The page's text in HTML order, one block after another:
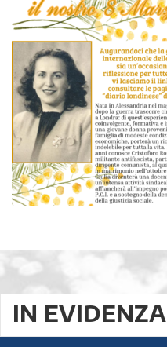
IN EVIDENZA